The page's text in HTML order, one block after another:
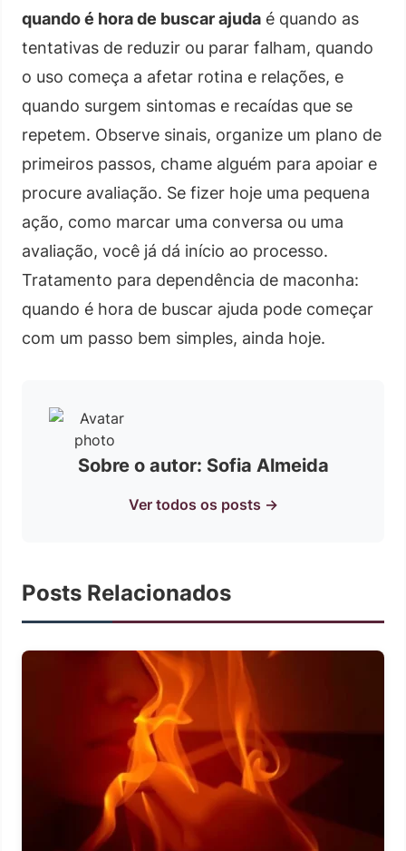
quando é hora de buscar ajuda é quando as
tentativas de reduzir ou parar falham, quando
o uso começa a afetar rotina e relações, e
quando surgem sintomas e recaídas que se
repetem. Observe sinais, organize um plano de
primeiros passos, chame alguém para apoiar e
procure avaliação. Se fizer hoje uma pequena
ação, como marcar uma conversa ou uma
avaliação, você já dá início ao processo.
Tratamento para dependência de maconha:
quando é hora de buscar ajuda pode começar
com um passo bem simples, ainda hoje.
Sobre o autor: Sofia Almeida
Ver todos os posts →
Posts Relacionados